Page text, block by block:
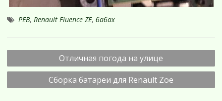
PEB,Renault Fluence ZE,бабах
Навігація
записів
Отличная погода на улице
Сборка батареи для Renault Zoe